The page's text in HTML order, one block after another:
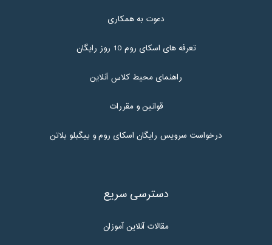
دعوت به همکاری
تعرفه های اسکای روم 10 روز رایگان
راهنمای محیط کلاس آنلاین
قوانین و مقررات
درخواست سرویس رایگان اسکای روم و بیگبلو بلاتن
دسترسی سریع
مقالات آنلاین آموزان